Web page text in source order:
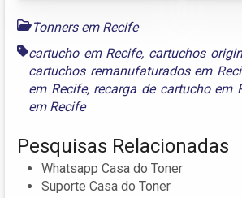
Tonners em Recife
cartucho em Recife, cartuchos
cartuchos remanufaturados em
em Recife, recarga de cartucho em
em Recife
Pesquisas Relacionadas
Whatsapp Casa do Toner
Suporte Casa do Toner